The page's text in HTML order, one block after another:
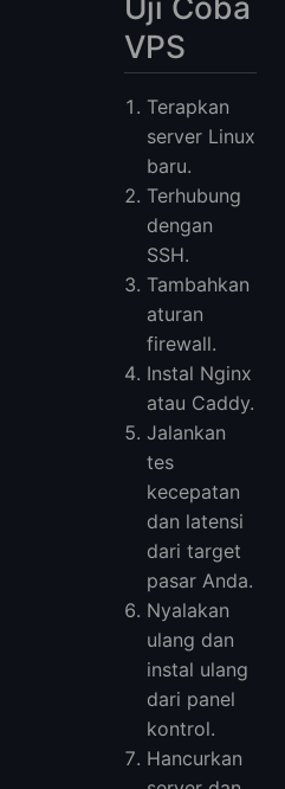
VPS
Terapkan
server Linux
baru.
Terhubung
dengan
SSH.
Tambahkan
aturan
firewall.
Instal Nginx
atau Caddy.
Jalankan
tes
kecepatan
dan latensi
dari target
pasar Anda.
Nyalakan
ulang dan
instal ulang
dari panel
kontrol.
Hancurkan